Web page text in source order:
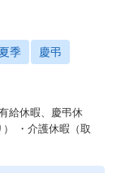
夏季 慶弔
給休暇、慶弔休
・介護休暇（取